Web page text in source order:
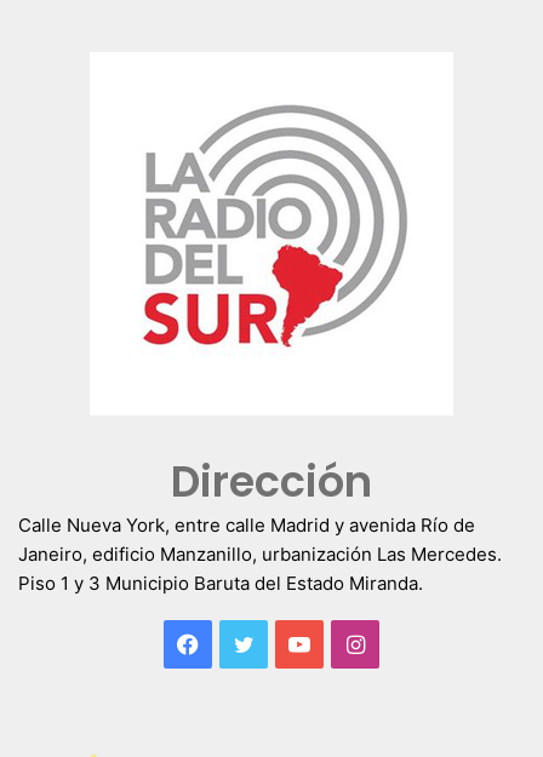
Dirección
Calle Nueva York, entre calle Madrid y avenida Río de
Janeiro, edificio Manzanillo, urbanización Las Mercedes.
Piso 1 y 3 Municipio Baruta del Estado Miranda.
Facebook
TwitterYouTubeInstagram